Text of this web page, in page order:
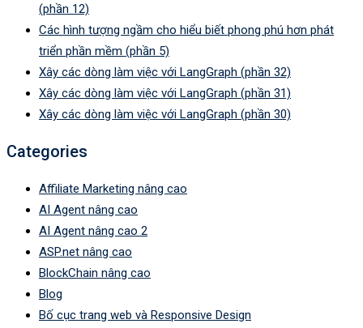
(phần 12)
Các hình tượng ngầm cho hiểu biết phong phú hơn phát
triển phần mềm (phần 5)
Xây các dòng làm việc với LangGraph (phần 32)
Xây các dòng làm việc với LangGraph (phần 31)
Xây các dòng làm việc với LangGraph (phần 30)
Categories
Affiliate Marketing nâng cao
AI Agent nâng cao
AI Agent nâng cao 2
ASP.net nâng cao
BlockChain nâng cao
Blog
Bố cục trang web và Responsive Design